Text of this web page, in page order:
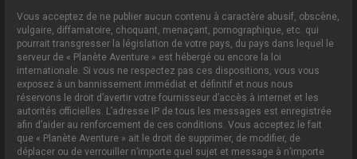
Vous acceptez de ne publier aucun contenu à caractère abusif, obscène,
vulgaire, diffamatoire, choquant, menaçant, pornographique, etc. qui
pourrait transgresser la législation de votre pays, du pays dans lequel le
serveur de « Planète Aventure » est hébergé ou encore la loi
internationale. Si vous ne respectez pas ces dispositions, vous vous
exposez à un bannissement immédiat et définitif et nous nous
réservons le droit d’avertir votre fournisseur d’accès à internet et les
autorités officielles. L’adresse IP de tous les messages est enregistrée
afin d’aider au renforcement de ces conditions. Vous acceptez le fait
que « Planète Aventure » ait le droit de supprimer, de modifier, de
déplacer ou de verrouiller n’importe quel sujet et message à n’importe